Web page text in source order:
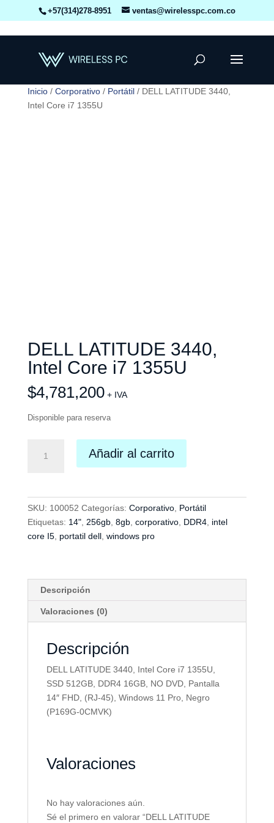
+57(314)278-8951 ventas@wirelesspc.com.co
Inicio/ Corporativo/ Portátil/ DELL LATITUDE 3440,
Intel Core i7 1355U
DELL LATITUDE 3440,
Intel Core i7 1355U
$4,781,200 + IVA
Disponible para reserva
LATITUDE
1355U
Añadir al carrito
SKU: 100052 Categorías: Corporativo, Portátil
Etiquetas: 14", 256gb, 8gb, corporativo, DDR4, intel
core I5, portatil dell, windows pro
Descripción
Valoraciones (0)
Descripción
DELL LATITUDE 3440, Intel Core i7 1355U,
SSD 512GB, DDR4 16GB, NO DVD, Pantalla
14″ FHD, (RJ-45), Windows 11 Pro, Negro
(P169G-0CMVK)
Valoraciones
No hay valoraciones aún.
Sé el primero en valorar “DELL LATITUDE